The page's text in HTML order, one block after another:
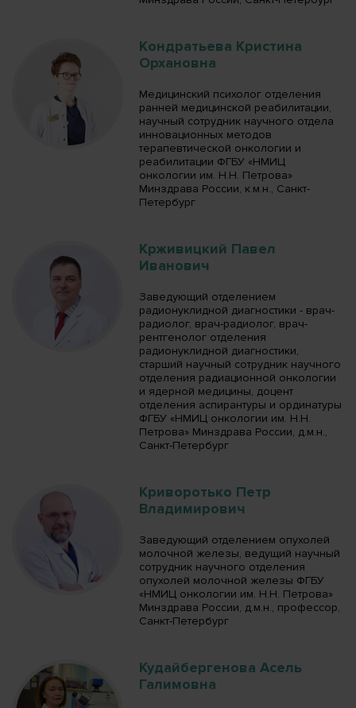
Кондратьева Кристина
Орхановна
Медицинский психолог отделения
ранней медицинской реабилитации,
научный сотрудник научного отдела
инновационных методов
терапевтической онкологии и
реабилитации ФГБУ «НМИЦ
онкологии им. Н.Н. Петрова»
Минздрава России, к.м.н., Санкт-
Петербург
Крживицкий Павел
Иванович
Заведующий отделением
радионуклидной диагностики - врач-
радиолог, врач-радиолог, врач-
рентгенолог отделения
радионуклидной диагностики,
старший научный сотрудник научного
отделения радиационной онкологии
и ядерной медицины, доцент
отделения аспирантуры и ординатуры
ФГБУ «НМИЦ онкологии им. Н.Н.
Петрова» Минздрава России, д.м.н.,
Санкт-Петербург
Криворотько Петр
Владимирович
Заведующий отделением опухолей
молочной железы, ведущий научный
сотрудник научного отделения
опухолей молочной железы ФГБУ
«НМИЦ онкологии им. Н.Н. Петрова»
Минздрава России, д.м.н., профессор,
Санкт-Петербург
Кудайбергенова Асель
Галимовна